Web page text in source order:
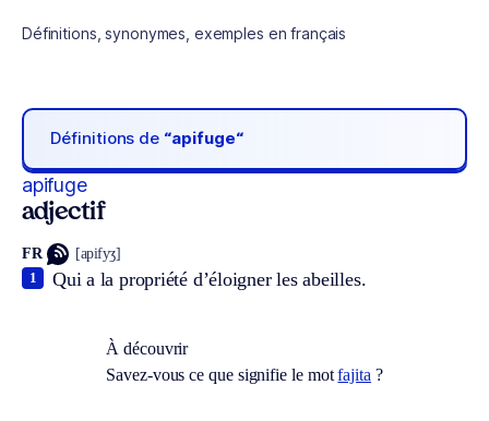
Définitions, synonymes, exemples en français
Définitions de “apifuge“
apifuge
adjectif
FR [apifyʒ]
Qui a la propriété d’éloigner les abeilles.
1
À découvrir
Savez-vous ce que signifie le motfajita ?